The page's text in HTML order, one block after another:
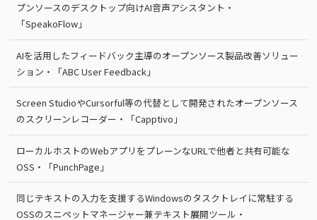
プンソースのデスクトップ向けAI音声アシスタント・
「SpeakoFlow」
AIを活用したフィードバック主導のオープンソース製品改善ソリュー
ション・「ABC User Feedback」
Screen StudioやCursorful等の代替として開発されたオープンソース
のスクリーンレコーダー・「Capptivo」
ローカルホストのWebアプリをプレーンなURLで他者と共有可能な
OSS・「PunchPage」
同じテキストの入力を支援するWindowsのタスクトレイに常駐する
OSSのスニペットマネージャー兼テキスト展開ツール・